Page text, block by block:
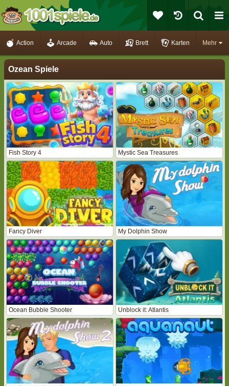
Mehr
Action Arcade Auto Brett Karten
Ozean Spiele
Fish Story 4 Mystic Sea Treasures
Fancy Diver My Dolphin Show
Ocean Bubble Shooter Unblock it: Atlantis